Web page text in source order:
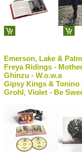
Emerson, Lake &
Freya Ridings -
Ghinzu - W.o.w.a
Gipsy Kings &
Grohl, Violet - Be